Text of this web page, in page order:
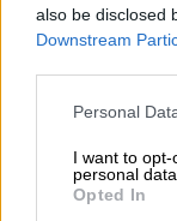
also be disclosed
Downstream
Please note that
not limited to
grant or deny
use your data for
Personal
I want to
personal data.
Opted In
ΔΙΑΒΑΣΤΕ
Τραγωδία
μαθήτρια